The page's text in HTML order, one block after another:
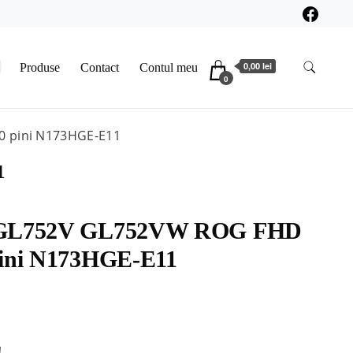
Produse Contact Contul meu
0
0,00 lei
pini N173HGE-E11
GL752VW ROG FHD
N173HGE-E11